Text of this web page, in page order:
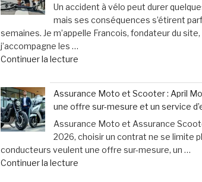
de
dommages
corporels »
bave
excessivement
et
titube
:
urgence
qui
ne
laisse
que
15
minutes
Un accident à vélo peut durer
mais ses conséquences s’étirent
semaines. Je m’appelle Francois, fondateur du
j’accompagne les …
Continuer la lecturede
:
découvrez
les
erreurs
fréquentes
à
éviter
Assurance Moto et Scooter : April
une offre sur-mesure et un service
Assurance Moto et Assurance
2026, choisir un contrat ne se limite
conducteurs veulent une offre sur-mesure, un …
Continuer la lecturede